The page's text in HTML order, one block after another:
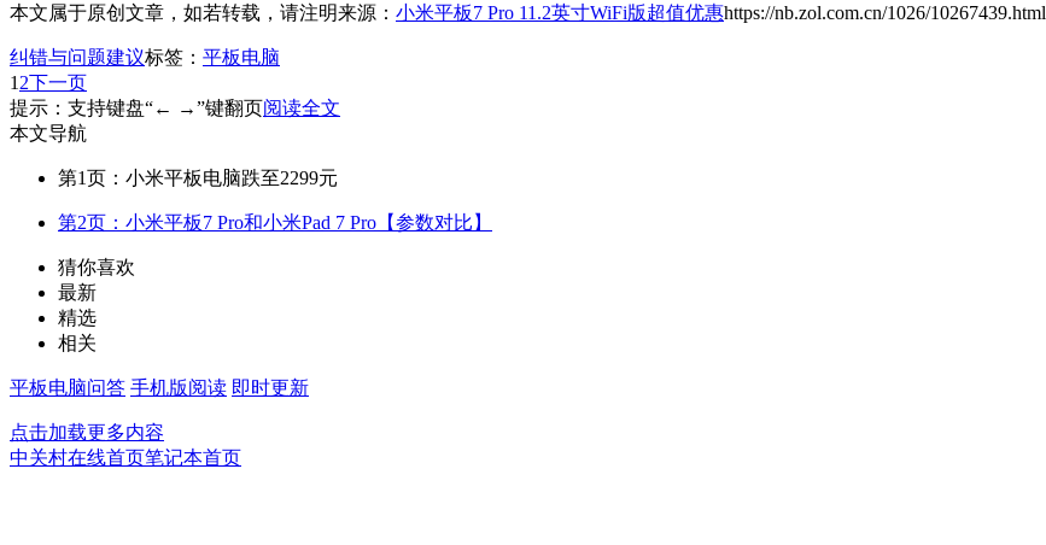
本文属于原创文章，如若转载，请注明来源： 小米平板7 Pro 11.2英寸WiFi版超值优惠https://nb.zol.com.cn/1026/10267439.html
纠错与问题建议标签： 平板电脑
1 2下一页
提示：支持键盘“← →”键翻页阅读全文
本文导航
第1页：小米平板电脑跌至2299元
第2页：小米平板7 Pro和小米Pad 7 Pro【参数对比】
猜你喜欢
最新
精选
相关
平板电脑问答 手机版阅读 即时更新
点击加载更多内容
中关村在线首页笔记本首页